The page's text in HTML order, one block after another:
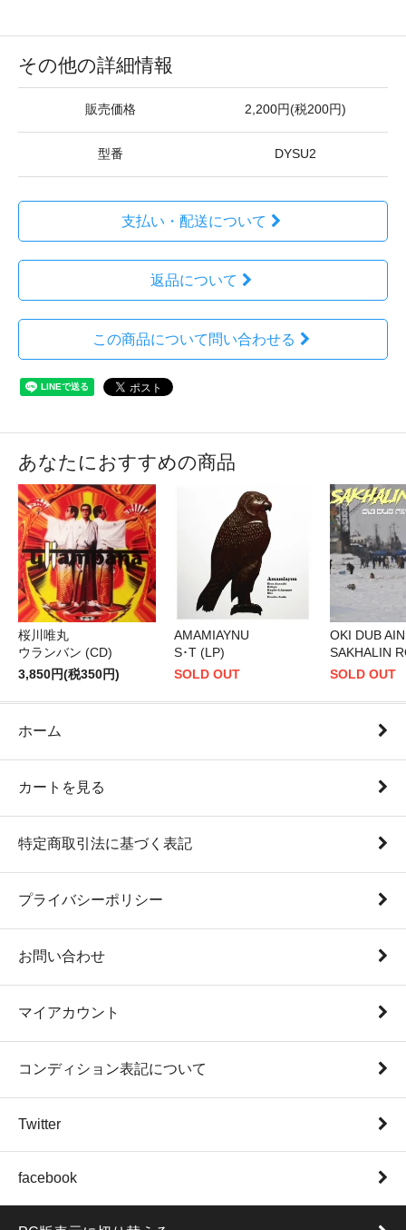
その他の詳細情報
販売価格 2,200円(税200円)
型番 DYSU2
支払い・配送について
返品について
この商品について問い合わせる
あなたにおすすめの商品
桜川唯丸
ウランバン (CD)
3,850円(税350円)
AMAMIAYNU
S･T (LP)
SOLD OUT
OKI DUB
SAKHALIN
SOLD OUT
ホーム
カートを見る
特定商取引法に基づく表記
プライバシーポリシー
お問い合わせ
マイアカウント
コンディション表記について
Twitter
facebook